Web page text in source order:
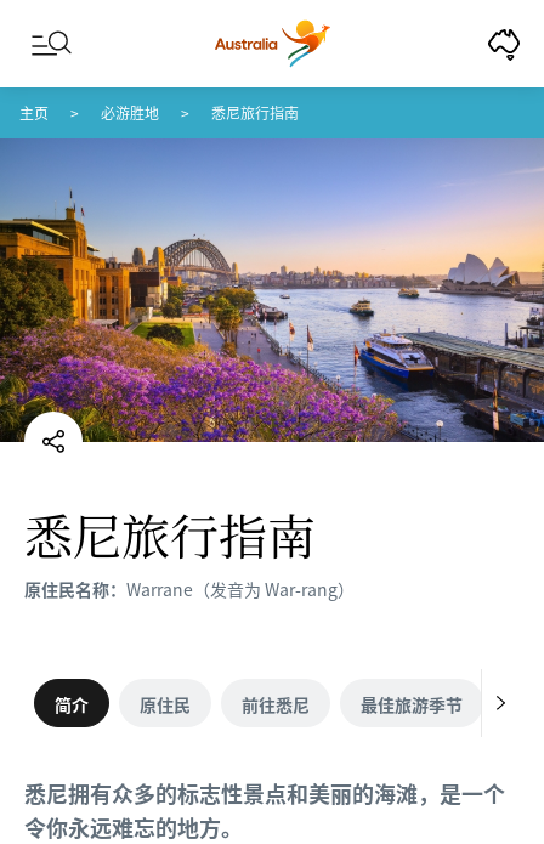
Skip to content
Skip to footer navigation
主页 必游胜地 悉尼旅行指南
悉尼旅行指南
原住民名称： Warrane（发音为 War-rang）
简介 原住民 前往悉尼 最佳旅游季节
悉尼拥有众多的标志性景点和美丽的海滩，是一个
令你永远难忘的地方。